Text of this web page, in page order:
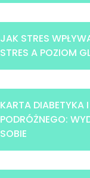
JAK STRES
STRES A POZIOM
KARTA DIABETYKA
PODRÓŻNEGO:
SOBIE